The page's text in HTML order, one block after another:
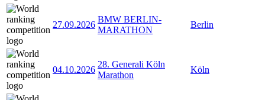
27.09.2026
BMW BERLIN-
MARATHON
Berlin
04.10.2026
28. Generali Köln
Marathon
Köln